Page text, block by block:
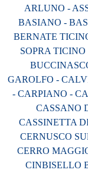
ARLUNO -
BASIANO -
BERNATE
SOPRA
GAROLFO -
- CARPIANO -
CASSANO
CASSINETTA
CERNUSCO
CERRO
CINBISELLO